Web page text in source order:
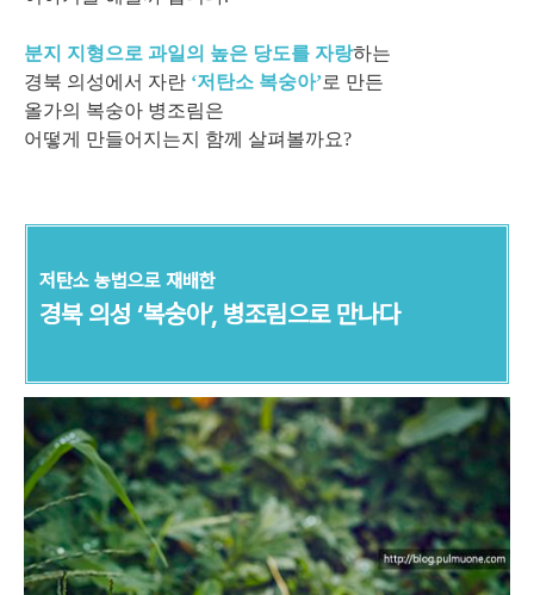
분지 지형으로 과일의 높은 당도를 자랑하는
경북 의성에서 자란 ‘저탄소 복숭아’로 만든
올가의 복숭아 병조림은
어떻게 만들어지는지 함께 살펴볼까요?
저탄소 농법으로 재배한
경북 의성 ‘복숭아’, 병조림으로 만나다